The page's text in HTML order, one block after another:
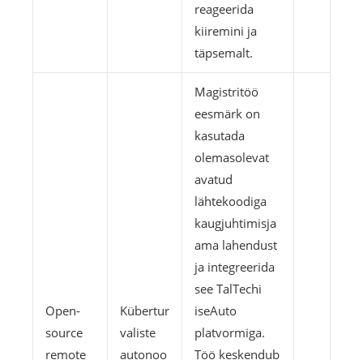
reageerida
kiiremini ja
täpsemalt.
Open-
source
remote
Kübertur
valiste
autonoo
Magistritöö
eesmärk on
kasutada
olemasolevat
avatud
lähtekoodiga
kaugjuhtimisja
ama lahendust
ja integreerida
see TalTechi
iseAuto
platvormiga.
Töö keskendub